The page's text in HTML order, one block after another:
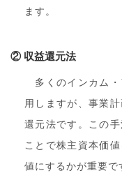
ます。
② 収益還元法
多くのインカム・
用しますが、事業
還元法です。この
ことで株主資本価
値にするかが重要で